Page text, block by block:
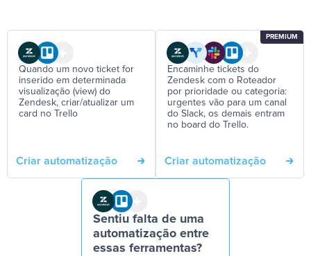
Quando um novo ticket for
inserido em determinada
visualização (view) do
Zendesk, criar/atualizar um
card no Trello
Criar automatização
PREMIUM
Encaminhe tickets do
Zendesk com o Roteador
por prioridade ou categoria:
urgentes vão para um canal
do Slack, os demais entram
no board do Trello.
Criar automatização
Sentiu falta de uma
automatização entre
essas ferramentas?